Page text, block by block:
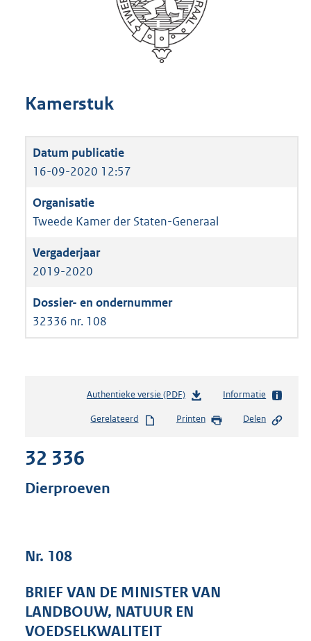
Kamerstuk
16-09-2020 12:57
Tweede Kamer der Staten-Generaal
2019-2020
32336 nr. 108
Authentieke versie (PDF)b
s
e
:
Informatie
Gerelateerd Printen Delen
32 336
Dierproeven
Nr. 108
BRIEF VAN DE MINISTER VAN
LANDBOUW, NATUUR EN
VOEDSELKWALITEIT